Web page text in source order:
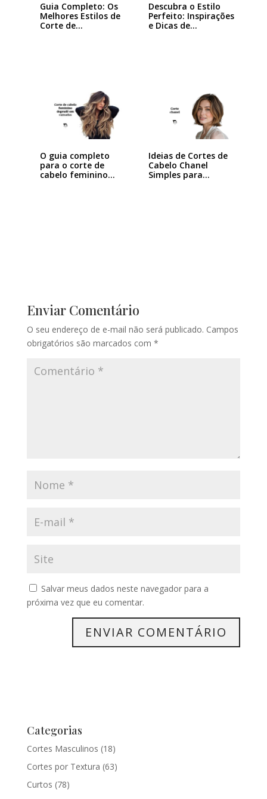
Guia Completo: Os
Melhores Estilos de
Corte de…
Descubra o Estilo
Perfeito: Inspirações
e Dicas de…
O guia completo
para o corte de
cabelo feminino…
Ideias de Cortes de
Cabelo Chanel
Simples para…
Enviar Comentário
O seu endereço de e-mail não será publicado. Campos
obrigatórios são marcados com *
Salvar meus dados neste navegador para a
próxima vez que eu comentar.
Categorias
Cortes Masculinos (18)
Cortes por Textura (63)
Curtos (78)